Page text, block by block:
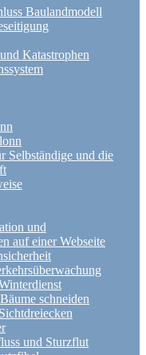
Baulandmodell
Katastrophen
Selbständige und die
und
auf einer Webseite
schneiden
und Sturzflut